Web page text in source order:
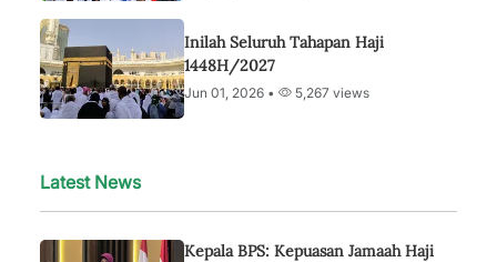
Inilah Seluruh Tahapan Haji
1448H/2027
Jun 01, 2026 • 5,267 views
Latest News
Kepala BPS: Kepuasan Jamaah Haji